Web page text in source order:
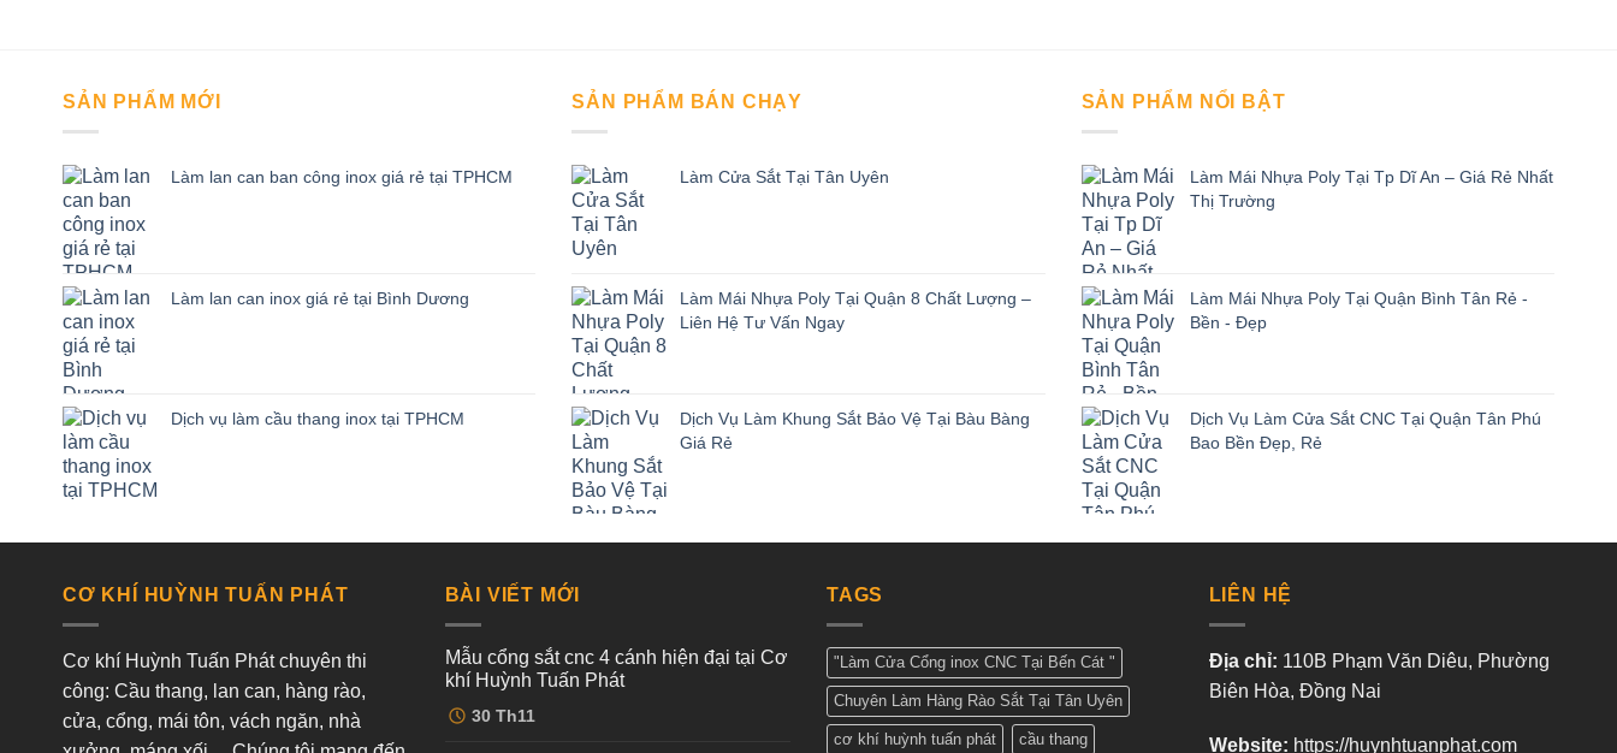
SẢN PHẨM MỚI
Làm lan can ban công inox giá rẻ tại TPHCM
Làm lan can inox giá rẻ tại Bình Dương
Dịch vụ làm cầu thang inox tại TPHCM
SẢN PHẨM BÁN CHẠY
Làm Cửa Sắt Tại Tân Uyên
Làm Mái Nhựa Poly Tại Quận 8 Chất Lượng –
Liên Hệ Tư Vấn Ngay
Dịch Vụ Làm Khung Sắt Bảo Vệ Tại Bàu Bàng
Giá Rẻ
SẢN PHẨM NỔI BẬT
Làm Mái Nhựa Poly Tại Tp Dĩ An – Giá Rẻ Nhất
Thị Trường
Làm Mái Nhựa Poly Tại Quận Bình Tân Rẻ -
Bền - Đẹp
Dịch Vụ Làm Cửa Sắt CNC Tại Quận Tân Phú
Bao Bền Đẹp, Rẻ
CƠ KHÍ HUỲNH TUẤN PHÁT
Cơ khí Huỳnh Tuấn Phát chuyên thi
công: Cầu thang, lan can, hàng rào,
cửa, cổng, mái tôn, vách ngăn, nhà
BÀI VIẾT MỚI
30 Th11
Mẫu cổng sắt cnc 4 cánh hiện đại tại Cơ
khí Huỳnh Tuấn Phát
Không
có
TAGS
"Làm Cửa Cổng inox CNC Tại Bến Cát "
Chuyên Làm Hàng Rào Sắt Tại Tân Uyên
cơ khí huỳnh tuấn phát cầu thang
LIÊN HỆ
Địa chỉ: 110B Phạm Văn Diêu, Phường
Biên Hòa, Đồng Nai
Website: https://huynhtuanphat.com